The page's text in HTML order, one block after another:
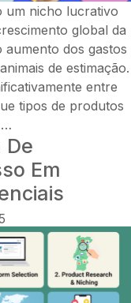
um nicho lucrativo
global da
aumento dos gastos
de estimação.
entre
tipos de produtos
…
dropshipping
animais
de
é
rentável?
Um
guia
De
Em